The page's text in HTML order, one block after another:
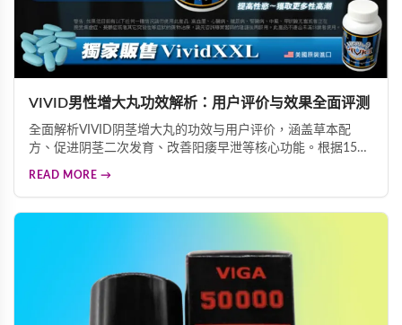
VIVID男性增大丸功效解析：用户评价与效果全面评测
全面解析VIVID阴茎增大丸的功效与用户评价，涵盖草本配
方、促进阴茎二次发育、改善阳痿早泄等核心功能。根据15城
READ MORE →